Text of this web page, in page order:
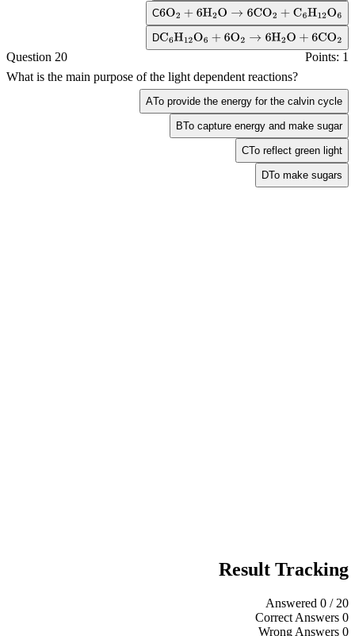
C6O2 +6 H2O→6 CO 2+C6H 12 O6
DC6H12O6+ 6 O2→6 2 O+6CO
Question 20
Points: 1
What is the main purpose of the light dependent reactions?
ATo provide the energy for the calvin cycle
BTo capture energy and make sugar
CTo reflect green light
DTo make sugars
Result Tracking
Answered 0/ 20
Correct Answers 0
Wrong Answers 0